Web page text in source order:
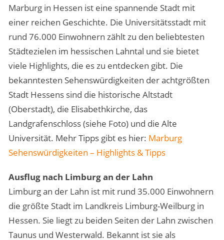
Marburg in Hessen ist eine spannende Stadt mit
einer reichen Geschichte. Die Universitätsstadt mit
rund 76.000 Einwohnern zählt zu den beliebtesten
Städtezielen im hessischen Lahntal und sie bietet
viele Highlights, die es zu entdecken gibt. Die
bekanntesten Sehenswürdigkeiten der achtgrößten
Stadt Hessens sind die historische Altstadt
(Oberstadt), die Elisabethkirche, das
Landgrafenschloss (siehe Foto) und die Alte
Universität. Mehr Tipps gibt es hier: Marburg
Sehenswürdigkeiten – Highlights & Tipps
Ausflug nach Limburg an der Lahn
Limburg an der Lahn ist mit rund 35.000 Einwohnern
die größte Stadt im Landkreis Limburg-Weilburg in
Hessen. Sie liegt zu beiden Seiten der Lahn zwischen
Taunus und Westerwald. Bekannt ist sie als